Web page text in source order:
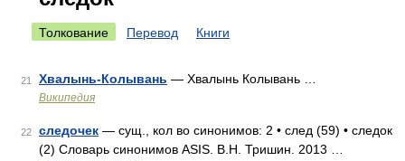
Толкование Перевод Книги
21 Хвалынь-Колывань — Хвалынь Колывань …
Википедия
22 следочек — сущ., кол во синонимов: 2 • след (59) • следок
(2) Словарь синонимов ASIS. В.Н. Тришин. 2013 …